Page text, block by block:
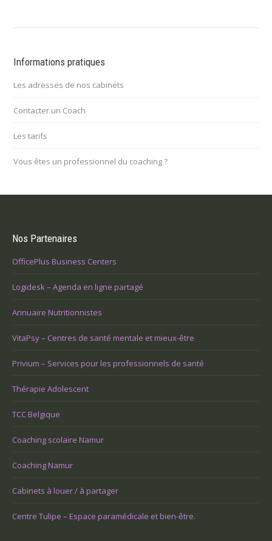
Informations pratiques
Les adresses de nos cabinets
Contacter un Coach
Les tarifs
Vous êtes un professionnel du coaching ?
Nos Partenaires
OfficePlus Business Centers
Logidesk – Agenda en ligne partagé
Annuaire Nutritionnistes
VitaPsy – Centres de santé mentale et mieux-être
Privium – Services pour les professionnels de santé
Thérapie Adolescent
TCC Belgique
Coaching scolaire Namur
Coaching Namur
Cabinets à louer / à partager
Centre Tulipe – Espace paramédicale et bien-être.